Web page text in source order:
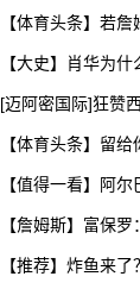
【体育头条】若
【大史】肖华为
[迈阿密国际]狂赞
【体育头条】留
【值得一看】阿
【詹姆斯】富保
【推荐】炸鱼来